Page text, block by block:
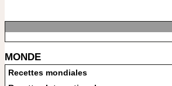
MONDE
Recettes mondiales